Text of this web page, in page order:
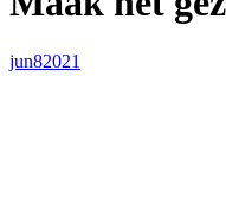
jun82021